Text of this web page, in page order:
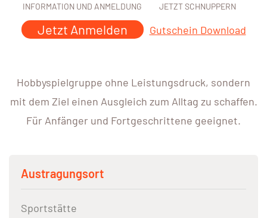
INFORMATION UND ANMELDUNG
Jetzt Anmelden
JETZT SCHNUPPERN
Gutschein Download
Hobbyspielgruppe ohne Leistungsdruck, sondern
mit dem Ziel einen Ausgleich zum Alltag zu schaffen.
Für Anfänger und Fortgeschrittene geeignet.
Austragungsort
Sportstätte